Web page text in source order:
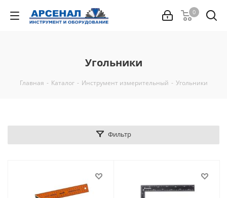
0
Угольники
Главная - Каталог - Инструмент измерительный - Угольники
Фильтр